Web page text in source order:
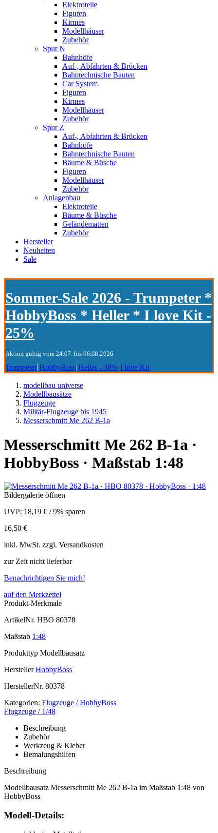
Elektroteile
Figuren
Kirmes
Modellhäuser
Zubehör
Spur N
Bahnhöfe
Auf-, Abfahrten & Brücken
Bahntechnische Bauten
Car System
Figuren
Kirmes
Modellhäuser
Zubehör
Spur Z
Auf-, Abfahrten & Brücken
Bahnhöfe
Bahntechnische Bauten
Bäume & Büsche
Figuren
Modellhäuser
Zubehör
Anlagenbau
Elektroteile
Bäume & Büsche
Geländematten
Zubehör
Hersteller
Neuheiten
Sale
Sommer-Sale 2026 - Trumpeter *
HobbyBoss * Heller * I love Kit -
25%
Aktion gültig vom 24.07. bis 06.08.2026
Trumpeter HobbyBoss Heller - 30% I love Kit
modellbau universe
Modellbausätze
Flugzeuge
Militär-Flugzeuge bis 1945
Messerschmitt Me 262 B-1a
Messerschmitt Me 262 B-1a ·
HobbyBoss · Maßstab 1:48
Bildergalerie öffnen
UVP: 18,19 € /9% sparen
16,50 €
inkl. MwSt. zzgl. Versandkosten
zur Zeit nicht lieferbar
Benachrichtigen Sie mich!
auf den Merkzettel
Produkt-Merkmale
ArtikelNr. HBO 80378
Maßstab 1:48
Produkttyp Modellbausatz
Hersteller HobbyBoss
HerstellerNr. 80378
Kategorien: Flugzeuge / HobbyBoss
Flugzeuge / 1/48
Beschreibung
Zubehör
Werkzeug & Kleber
Bemalungshilfen
Beschreibung
Modellbausatz Messerschmitt Me 262 B-1a im Maßstab 1:48 von
HobbyBoss
Modell-Details: